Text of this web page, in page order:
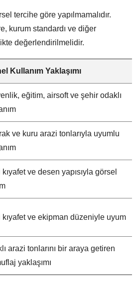
tercihe göre yapılmamalıdır.
kurum standardı ve diğer
değerlendirilmelidir.
Kullanım Yaklaşımı
eğitim, airsoft ve şehir odaklı
ve kuru arazi tonlarıyla uyumlu
kıyafet ve desen yapısıyla görsel
kıyafet ve ekipman düzeniyle uyum
arazi tonlarını bir araya getiren
yaklaşımı